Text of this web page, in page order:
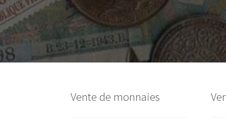
Vente de monnaies